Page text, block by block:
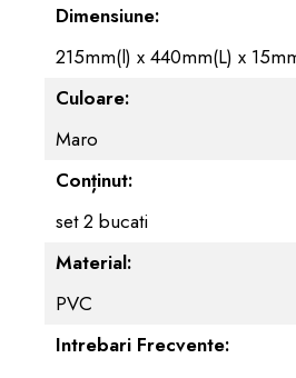
Dimensiune:
215mm(l) x 440mm(L) x
Culoare:
Maro
Conținut:
set 2 bucati
Material:
PVC
Intrebari Frecvente: